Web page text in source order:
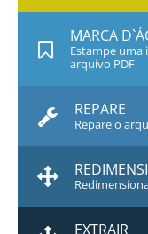
MARCA
Estampe uma
arquivo PDF
REPARE
Repare o
EXTRAIR